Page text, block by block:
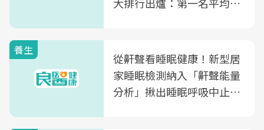
養生
從鼾聲看睡眠健康！新型居
家睡眠檢測納入「鼾聲能量
分析」揪出睡眠呼吸中止症